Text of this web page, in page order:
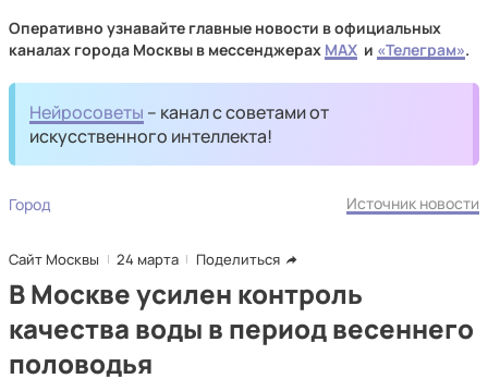
Оперативно узнавайте главные новости в официальных
каналах города Москвы в мессенджерах MAX и «Телеграм».
Нейросоветы – канал с советами от
искусственного интеллекта!
Город Источник новости
Сайт Москвы 24 марта Поделиться
В Москве усилен контроль
качества воды в период весеннего
половодья